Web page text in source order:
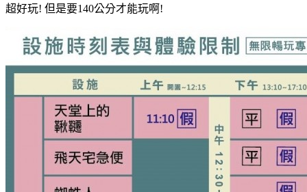
超好玩! 但是要140公分才能玩啊!